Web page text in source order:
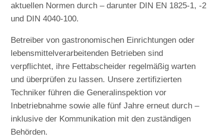
aktuellen Normen durch – darunter DIN EN 1825-1, -2
und DIN 4040-100.
Betreiber von gastronomischen Einrichtungen oder
lebensmittelverarbeitenden Betrieben sind
verpflichtet, ihre Fettabscheider regelmäßig warten
und überprüfen zu lassen. Unsere zertifizierten
Techniker führen die Generalinspektion vor
Inbetriebnahme sowie alle fünf Jahre erneut durch –
inklusive der Kommunikation mit den zuständigen
Behörden.